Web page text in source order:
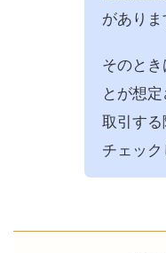
がありま
そのと
とが想
取引する
チェック